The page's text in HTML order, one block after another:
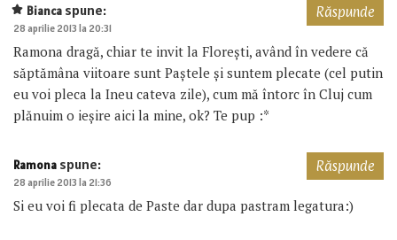
Bianca spune:
28 aprilie 2013 la 20:31
Ramona dragă, chiar te invit la Florești, având în vedere că
săptămâna viitoare sunt Paștele și suntem plecate (cel putin
eu voi pleca la Ineu cateva zile), cum mă întorc în Cluj cum
plănuim o ieșire aici la mine, ok? Te pup :*
Răspunde
Ramona spune:
28 aprilie 2013 la 21:36
Si eu voi fi plecata de Paste dar dupa pastram legatura:)
Răspunde